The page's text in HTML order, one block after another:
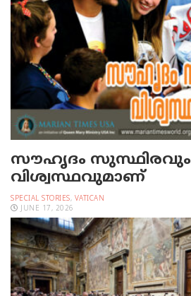
സൗഹൃദം സുസ്ഥിരവും
വിശ്വസ്ഥവുമാണ്
SPECIAL STORIES, VATICAN
JUNE 17, 2026